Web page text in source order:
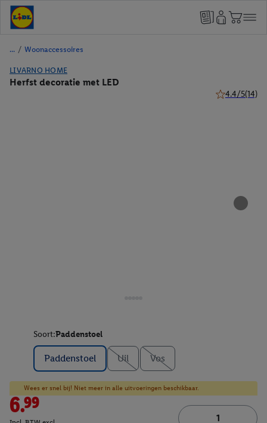
/ Woonaccessoires
LIVARNO HOME
Herfst decoratie met LED
4.4/5(14)
Soort:Paddenstoel
Paddenstoel Uil Vos
Wees er snel bij! Niet meer in alle uitvoeringen beschikbaar.
6.99